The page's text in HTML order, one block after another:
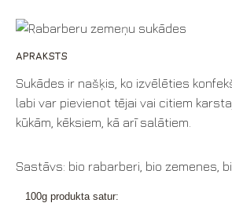
APRAKSTS
Sukādes ir našķis, ko izvēlēties
labi var pievienot tējai vai citiem
kūkām, kēksiem, kā arī salātiem.
Sastāvs: bio rabarberi, bio zemenes,
100g produkta satur: